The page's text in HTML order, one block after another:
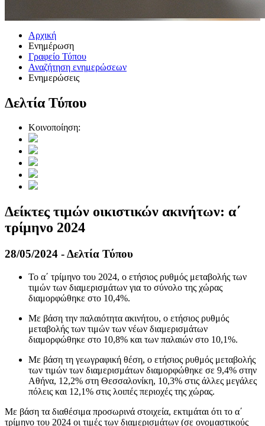
Αρχική
Ενημέρωση
Γραφείο Τύπου
Αναζήτηση ενημερώσεων
Ενημερώσεις
Δελτία Τύπου
Κοινοποίηση:
Δείκτες τιμών οικιστικών ακινήτων: α΄
τρίμηνο 2024
28/05/2024 - Δελτία Τύπου
Το α΄ τρίμηνο του 2024, ο ετήσιος ρυθμός μεταβολής των
τιμών των διαμερισμάτων για το σύνολο της χώρας
διαμορφώθηκε στο 10,4%.
Με βάση την παλαιότητα ακινήτου, ο ετήσιος ρυθμός
μεταβολής των τιμών των νέων διαμερισμάτων
διαμορφώθηκε στο 10,8% και των παλαιών στο 10,1%.
Με βάση τη γεωγραφική θέση, ο ετήσιος ρυθμός μεταβολής
των τιμών των διαμερισμάτων διαμορφώθηκε σε 9,4% στην
Αθήνα, 12,2% στη Θεσσαλονίκη, 10,3% στις άλλες μεγάλες
πόλεις και 12,1% στις λοιπές περιοχές της χώρας.
Με βάση τα διαθέσιμα προσωρινά στοιχεία, εκτιμάται ότι το α΄
τρίμηνο του 2024 οι τιμές των διαμερισμάτων (σε ονομαστικούς